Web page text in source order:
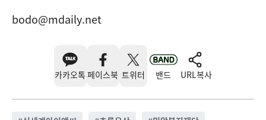
bodo@mdaily.net
카카오톡 페이스북 트위터 밴드 URL복사